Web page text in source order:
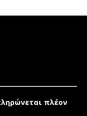
πλέον